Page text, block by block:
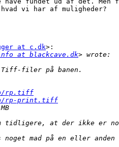
vi har af muligheder?
at c.dk>:
at blackcave.dk
rp.tiff
rp-print.tiff